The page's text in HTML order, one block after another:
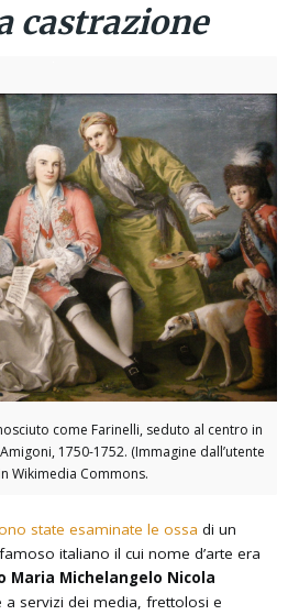
castrazione
come Farinelli, seduto al centro in
1750-1752. (Immagine dall’utente
Wikimedia Commons.
state esaminate le ossadi un
italiano il cui nome d’arte era
Maria Michelangelo Nicola
a servizi dei media, frettolosi e